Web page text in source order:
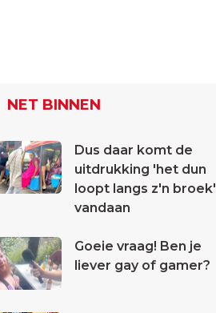
NET BINNEN
Dus daar komt de
uitdrukking 'het dun
loopt langs z'n broek'
vandaan
Goeie vraag! Ben je
liever gay of gamer?